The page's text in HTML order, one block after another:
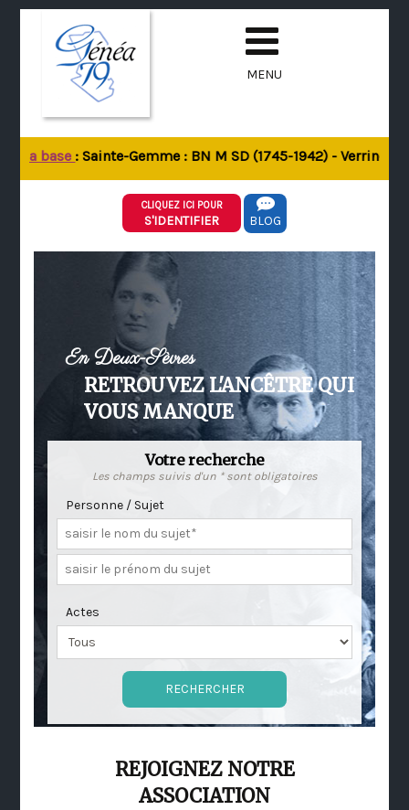
MENU
la base: Sainte-Gemme : BN M SD (1745-1942) - Verrines-
CLIQUEZ ICI POUR
S'IDENTIFIER BLOG
En Deux-Sèvres
RETROUVEZ L'ANCÊTRE QUI
VOUS MANQUE
Votre recherche
Les champs suivis d'un * sont obligatoires
Personne / Sujet
Actes
REJOIGNEZ NOTRE
ASSOCIATION